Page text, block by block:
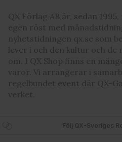
QX Förlag AB är, sedan
egen röst med
nyhetstidningen qx.se som
lever i och den kultur och de
om. I QX Shop finns en
varor. Vi arrangerar i
regelbundet event där QX-
verket.
Följ QX-Sveriges